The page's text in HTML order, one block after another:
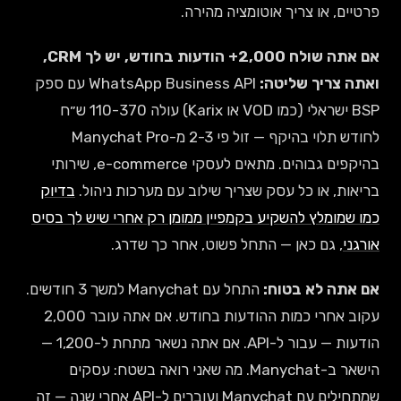
פרטיים, או צריך אוטומציה מהירה.
אם אתה שולח 2,000+ הודעות בחודש, יש לך CRM,
ואתה צריך שליטה:
WhatsApp Business API עם ספק
BSP ישראלי (כמו VOD או Karix) עולה 110-370 ש״ח
לחודש תלוי בהיקף — זול פי 2-3 מ-Manychat Pro
בהיקפים גבוהים. מתאים לעסקי e-commerce, שירותי
בריאות, או כל עסק שצריך שילוב עם מערכות ניהול.בדיוק
כמו שמומלץ להשקיע בקמפיין ממומן רק אחרי שיש לך בסיס
אורגני, גם כאן — התחל פשוט, אחר כך שדרג.
אם אתה לא בטוח:
התחל עם Manychat למשך 3 חודשים.
עקוב אחרי כמות ההודעות בחודש. אם אתה עובר 2,000
הודעות — עבור ל-API. אם אתה נשאר מתחת ל-1,200 —
הישאר ב-Manychat. מה שאני רואה בשטח: עסקים
שמתחילים עם Manychat ועוברים ל-API אחרי שנה — זה